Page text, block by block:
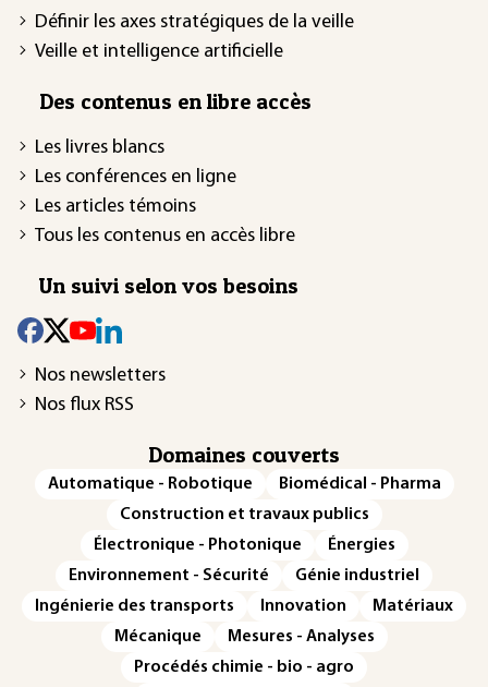
Définir les axes stratégiques de la veille
Veille et intelligence artificielle
Des contenus en libre accès
Les livres blancs
Les conférences en ligne
Les articles témoins
Tous les contenus en accès libre
Un suivi selon vos besoins
Nos newsletters
Nos flux RSS
Domaines couverts
Automatique - Robotique
Biomédical - Pharma
Construction et travaux publics
Électronique - Photonique
Énergies
Environnement - Sécurité
Génie industriel
Ingénierie des transports
Innovation
Matériaux
Mécanique
Mesures - Analyses
Procédés chimie - bio - agro